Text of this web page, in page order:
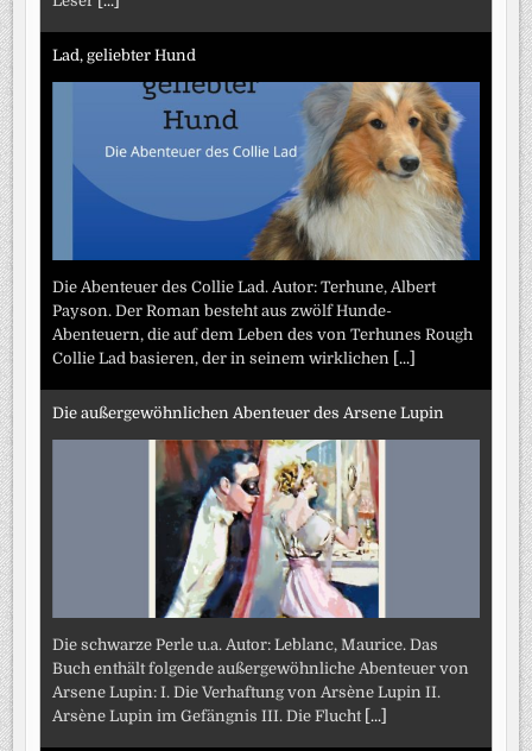
Lad, geliebter Hund
Die Abenteuer des Collie Lad. Autor: Terhune, Albert
Payson. Der Roman besteht aus zwölf Hunde-
Abenteuern, die auf dem Leben des von Terhunes Rough
Collie Lad basieren, der in seinem wirklichen [...]
Die außergewöhnlichen Abenteuer des Arsene Lupin
Die schwarze Perle u.a. Autor: Leblanc, Maurice. Das
Buch enthält folgende außergewöhnliche Abenteuer von
Arsene Lupin: I. Die Verhaftung von Arsène Lupin II.
Arsène Lupin im Gefängnis III. Die Flucht [...]